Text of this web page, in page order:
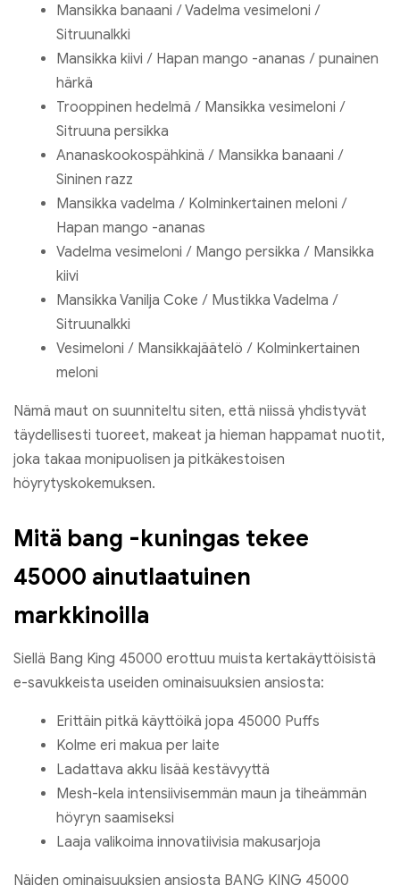
Mansikka banaani / Vadelma vesimeloni /
Sitruunalkki
Mansikka kiivi / Hapan mango -ananas / punainen
härkä
Trooppinen hedelmä / Mansikka vesimeloni /
Sitruuna persikka
Ananaskookospähkinä / Mansikka banaani /
Sininen razz
Mansikka vadelma / Kolminkertainen meloni /
Hapan mango -ananas
Vadelma vesimeloni / Mango persikka / Mansikka
kiivi
Mansikka Vanilja Coke / Mustikka Vadelma /
Sitruunalkki
Vesimeloni / Mansikkajäätelö / Kolminkertainen
meloni
Nämä maut on suunniteltu siten, että niissä yhdistyvät
täydellisesti tuoreet, makeat ja hieman happamat nuotit,
joka takaa monipuolisen ja pitkäkestoisen
höyrytyskokemuksen.
Mitä bang -kuningas tekee
45000 ainutlaatuinen
markkinoilla
Siellä Bang King 45000 erottuu muista kertakäyttöisistä
e-savukkeista useiden ominaisuuksien ansiosta:
Erittäin pitkä käyttöikä jopa 45000 Puffs
Kolme eri makua per laite
Ladattava akku lisää kestävyyttä
Mesh-kela intensiivisemmän maun ja tiheämmän
höyryn saamiseksi
Laaja valikoima innovatiivisia makusarjoja
Näiden ominaisuuksien ansiosta BANG KING 45000